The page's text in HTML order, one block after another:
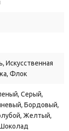
которому его
фиксировать его
материалах с
топ-ган люкс
Искусственная
Флок
Серый,
Бордовый,
Желтый,